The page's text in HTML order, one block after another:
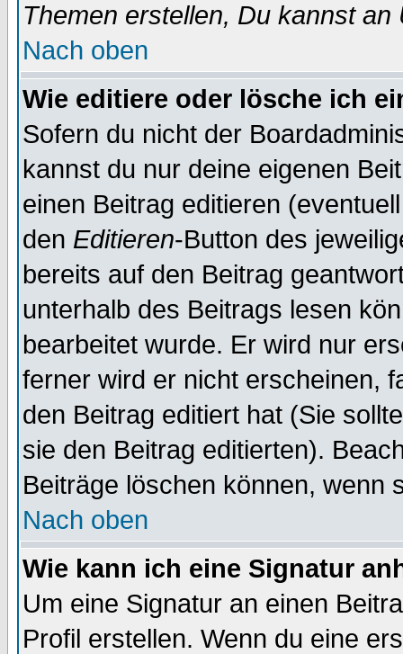
Themen erstellen, Du kannst
Nach oben
Wie editiere oder lösche ich
Sofern du nicht der
kannst du nur deine eigenen
einen Beitrag editieren
den Editieren-Button des
bereits auf den Beitrag
unterhalb des Beitrags lesen
bearbeitet wurde. Er wird nur
ferner wird er nicht erscheinen,
den Beitrag editiert hat (Sie
sie den Beitrag editierten).
Beiträge löschen können, wenn
Nach oben
Wie kann ich eine Signatur
Um eine Signatur an einen
Profil erstellen. Wenn du eine